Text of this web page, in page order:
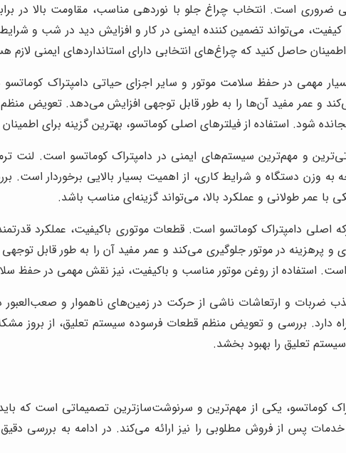
ضروری است. انتخاب چراغ جلو با نوردهی مناسب، مقاومت بالا در
حاصل کنید که چراغ‌های انتخابی دارای استاندارد‌های ایمنی لازم
مهمی در حفظ سلامت موتور و سایر اجزای حیاتی دامپتراک کوماتسو
و عمر مفید آن‌ها را به طور قابل توجهی افزایش می‌دهد. تعویض منظم
شود. استفاده از فیلترهای اصلی کوماتسو، بهترین گزینه برای
و مهم‌ترین سیستم‌های ایمنی در دامپتراک کوماتسو است. لنت
وزن دستگاه و شرایط کاری، از اهمیت بسیار بالایی برخوردار است.
با عمر طولانی و عملکرد بالا، می‌تواند گزینه‌ای مناسب باشد.
اصلی دامپتراک کوماتسو است. قطعات موتوری باکیفیت، عملکرد
و پرهزینه در موتور جلوگیری می‌کند و عمر مفید آن را به طور قابل
است. استفاده از روغن موتور مناسب و باکیفیت، نیز نقش مهمی در حفظ
و ارتعاشات ناشی از حرکت در زمین‌های ناهموار و صعب‌العبور
دارد. بررسی و تعویض منظم قطعات فرسوده سیستم تعلیق، از بروز
تعلیق را بهبود بخشد.
کوماتسو، یکی از مهم‌ترین و سرنوشت‌سازترین تصمیماتی است که
پس از فروش مطلوبی را نیز ارائه می‌کند. در ادامه به بررسی